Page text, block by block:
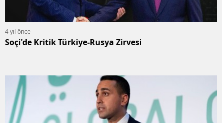
4 yıl önce
Soçi'de Kritik Türkiye-Rusya Zirvesi